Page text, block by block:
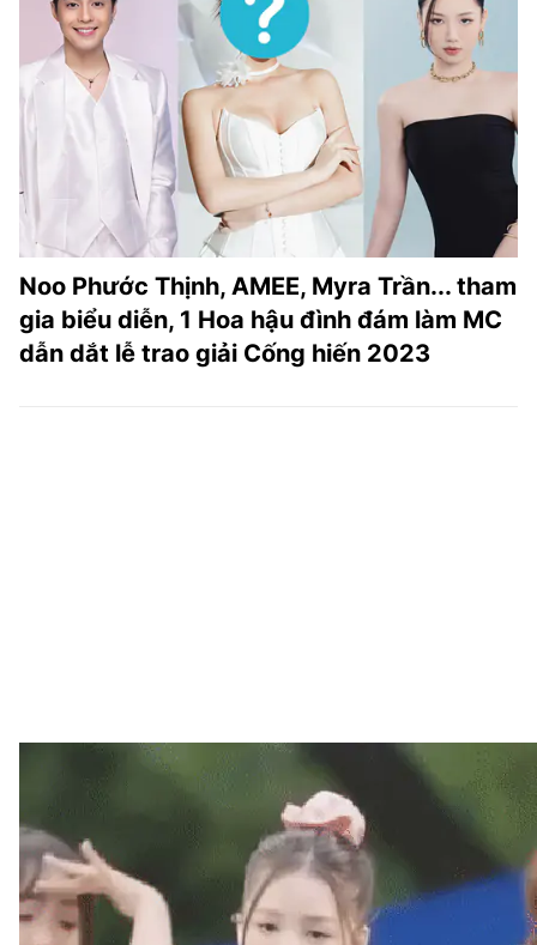
Noo Phước Thịnh, AMEE, Myra Trần... tham
gia biểu diễn, 1 Hoa hậu đình đám làm MC
dẫn dắt lễ trao giải Cống hiến 2023